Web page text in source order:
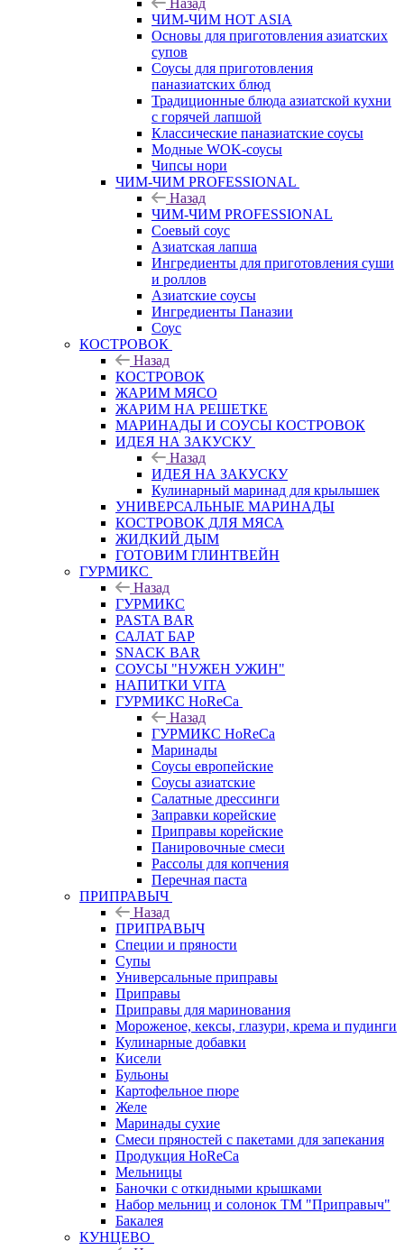
Назад
ЧИМ-ЧИМ HOT ASIA
Основы для приготовления азиатских
супов
Соусы для приготовления
паназиатских блюд
Традиционные блюда азиатской кухни
с горячей лапшой
Классические паназиатские соусы
Модные WOK-соусы
Чипсы нори
ЧИМ-ЧИМ PROFESSIONAL
Назад
ЧИМ-ЧИМ PROFESSIONAL
Соевый соус
Азиатская лапша
Ингредиенты для приготовления суши
и роллов
Азиатские соусы
Ингредиенты Паназии
Соус
КОСТРОВОК
Назад
КОСТРОВОК
ЖАРИМ МЯСО
ЖАРИМ НА РЕШЕТКЕ
МАРИНАДЫ И СОУСЫ КОСТРОВОК
ИДЕЯ НА ЗАКУСКУ
Назад
ИДЕЯ НА ЗАКУСКУ
Кулинарный маринад для крылышек
УНИВЕРСАЛЬНЫЕ МАРИНАДЫ
КОСТРОВОК ДЛЯ МЯСА
ЖИДКИЙ ДЫМ
ГОТОВИМ ГЛИНТВЕЙН
ГУРМИКС
Назад
ГУРМИКС
PASTA BAR
САЛАТ БАР
SNACK BAR
СОУСЫ "НУЖЕН УЖИН"
НАПИТКИ VITA
ГУРМИКС HoReCa
Назад
ГУРМИКС HoReCa
Маринады
Соусы европейские
Соуcы азиатские
Салатные дрессинги
Заправки корейские
Приправы корейские
Панировочные смеси
Рассолы для копчения
Перечная паста
ПРИПРАВЫЧ
Назад
ПРИПРАВЫЧ
Специи и пряности
Супы
Универсальные приправы
Приправы
Приправы для маринования
Мороженое, кексы, глазури, крема и пудинги
Кулинарные добавки
Кисели
Бульоны
Картофельное пюре
Желе
Маринады сухие
Смеси пряностей с пакетами для запекания
Продукция HoReCa
Мельницы
Баночки с откидными крышками
Набор мельниц и солонок ТМ "Приправыч"
Бакалея
КУНЦЕВО